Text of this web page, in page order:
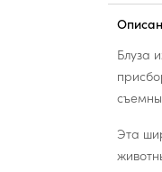
Блуза
Эта